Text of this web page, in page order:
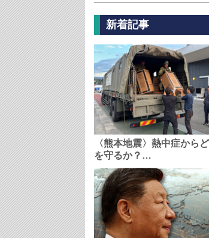
新着記事
〈熊本地震〉熱中症から
を守るか？…